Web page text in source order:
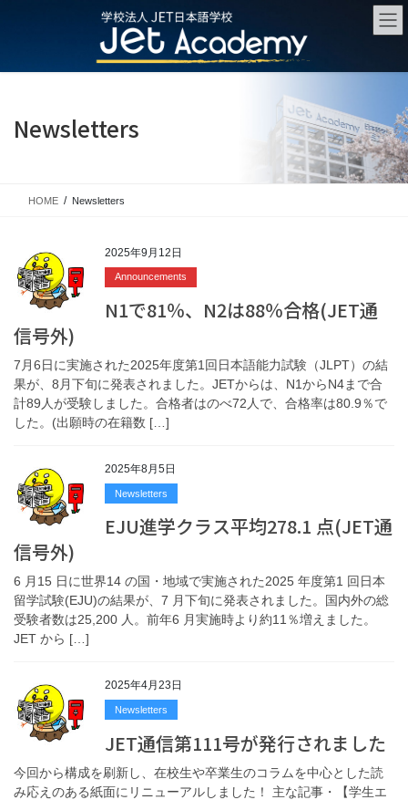
Newsletters
HOME Newsletters
2025年9月12日
Announcements
N1で81％、N2は88％合格(JET通
信号外)
7月6日に実施された2025年度第1回日本語能力試験（JLPT）の結
果が、8月下旬に発表されました。JETからは、N1からN4まで合
計89人が受験しました。合格者はのべ72人で、合格率は80.9％で
した。(出願時の在籍数 […]
2025年8月5日
Newsletters
EJU進学クラス平均278.1 点(JET通
信号外)
6 月15 日に世界14 の国・地域で実施された2025 年度第1 回日本
留学試験(EJU)の結果が、7 月下旬に発表されました。国内外の総
受験者数は25,200 人。前年6 月実施時より約11％増えました。
JET から […]
2025年4月23日
Newsletters
JET通信第111号が発行されました
今回から構成を刷新し、在校生や卒業生のコラムを中心とした読
み応えのある紙面にリニューアルしました！ 主な記事・【学生エ